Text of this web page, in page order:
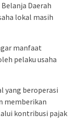
Daerah
lokal masih
manfaat
pelaku usaha
yang beroperasi
memberikan
kontribusi pajak